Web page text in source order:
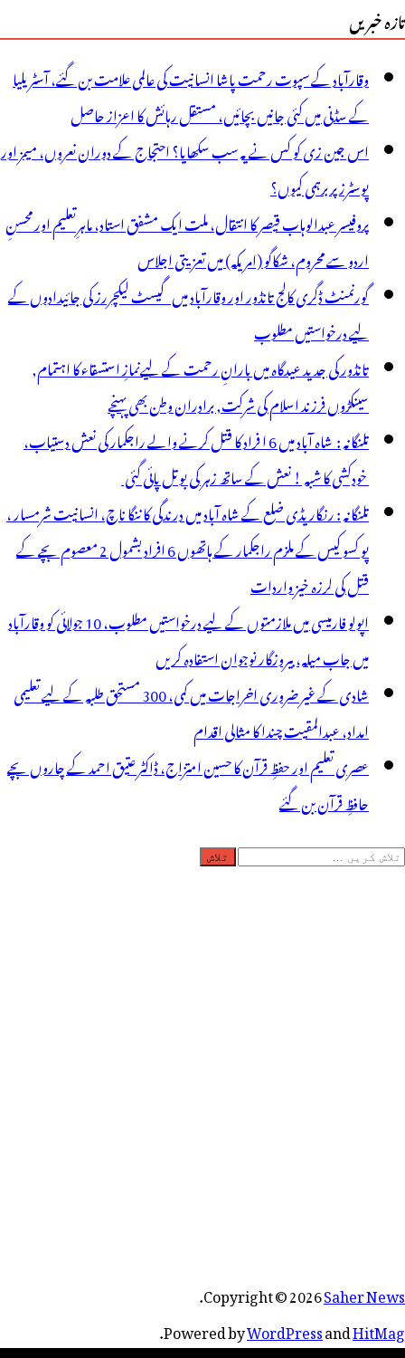
نے
شوہر
دن
مکان
قید
تازہ خبریں
وقارآباد کے سپوت رحمت پاشا انسانیت کی عالمی علامت بن گئے، آسٹریلیا
کے سڈنی میں کئی جانیں بچائیں، مستقل رہائش کا اعزاز حاصل
اس جین زی کو کس نے یہ سب سکھایا؟ احتجاج کے دوران نعروں، میمز اور
پوسٹرز پر برہمی کیوں؟
پروفیسر عبدالوہاب قیصر کا انتقال، ملت ایک مشفق استاد، ماہرِتعلیم اور محسنِ
اردو سے محروم، شکاگو (امریکہ) میں تعزیتی اجلاس
گورنمنٹ ڈگری کالج تانڈور اور وقارآباد میں گیسٹ لیکچررز کی جائیدادوں کے
لیے درخواستیں مطلوب
تانڈور کی جدید عیدگاہ میں بارانِ رحمت کے لیےنمازِ استسقاء کا اہتمام,
سینکڑوں فرزند اسلام کی شرکت, برادران وطن بھی پہنچے
تلنگانہ : شاہ آباد میں 6 ا فراد کا قتل کرنے والے راجکمار کی نعش دستیاب،
خودکشی کا شبہ ! نعش کے ساتھ زہر کی بوتل پائی گئی
تلنگانہ : رنگاریڈی ضلع کے شاہ آباد میں درندگی کا ننگا ناچ، انسانیت شرمسار ،
پو کسو کیس کے ملزم راجکمار کے ہاتھوں 6 افراد بشمول 2 معصوم بچے کے
قتل کی لرزہ خیز واردات
اپولو فارمیسی میں ملازمتوں کے لیے درخواستیں مطلوب، 10 جولائی کو وقارآباد
میں جاب میلہ، بیروزگار نوجوان استفادہ کریں
شادی کے غیر ضروری اخراجات میں کمی، 300 مستحق طلبہ کے لیے تعلیمی
امداد، عبدالمقیت چندا کا مثالی اقدام
عصری تعلیم اور حفظِ قرآن کا حسین امتزاج، ڈاکٹر عتیق احمد کے چاروں بچے
حافظِ قرآن بن گئے
تلاش
Copyright © 2026Saher News
.
Powered byWordPressandHitMag
.